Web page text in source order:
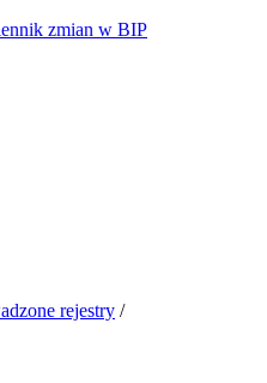
zmian w BIP
rejestry /